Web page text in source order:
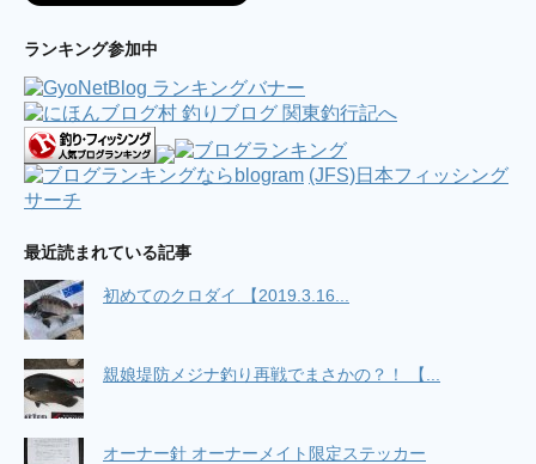
ランキング参加中
(JFS)日本フィッシング
サーチ
最近読まれている記事
初めてのクロダイ 【2019.3.16...
親娘堤防メジナ釣り再戦でまさかの？！ 【...
オーナー針 オーナーメイト限定ステッカー